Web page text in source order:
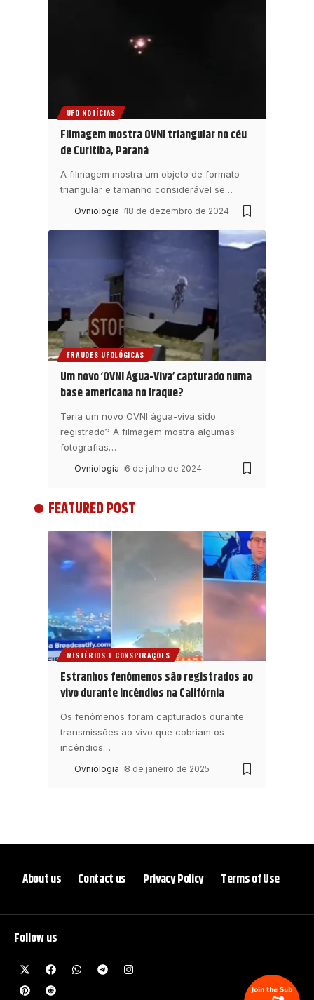
UFO NOTÍCIAS
Filmagem mostra OVNI triangular no céu
de Curitiba, Paraná
A filmagem mostra um objeto de formato
triangular e tamanho considerável se…
Ovniologia 18 de dezembro de 2024
FRAUDES UFOLÓGICAS
Um novo ‘OVNI Água-Viva’ capturado numa
base americana no Iraque?
Teria um novo OVNI água-viva sido
registrado? A filmagem mostra algumas
fotografias…
Ovniologia 6 de julho de 2024
FEATURED POST
MISTÉRIOS E CONSPIRAÇÕES
Estranhos fenômenos são registrados ao
vivo durante incêndios na Califórnia
Os fenômenos foram capturados durante
transmissões ao vivo que cobriam os
incêndios…
Ovniologia 8 de janeiro de 2025
Follow us
About us Contact us Privacy Policy Terms of Use